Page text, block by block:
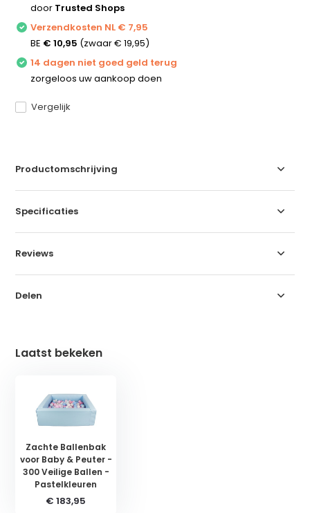
door Trusted Shops
Verzendkosten NL € 7,95
BE € 10,95 (zwaar € 19,95)
14 dagen niet goed geld terug
zorgeloos uw aankoop doen
Vergelijk
Productomschrijving
Specificaties
Reviews
Delen
Laatst bekeken
Zachte Ballenbak
voor Baby & Peuter -
300 Veilige Ballen -
Pastelkleuren
€ 183,95